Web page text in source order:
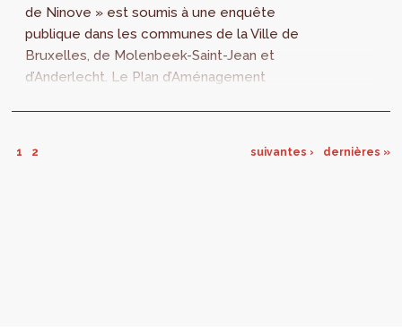
de Ninove » est soumis à une enquête
publique dans les communes de la Ville de
Bruxelles, de Molenbeek-Saint-Jean et
d’Anderlecht. Le Plan d’Aménagement
1 2 suivantes › dernières »